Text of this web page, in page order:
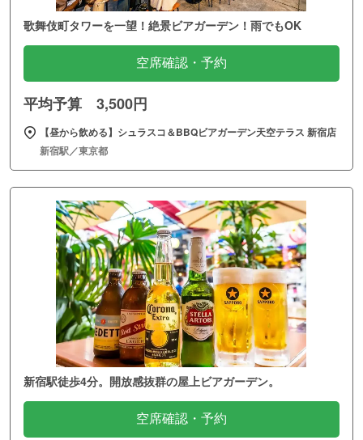
歌舞伎町タワーを一望！絶景ビアガーデン！雨でもOK
空席確認・予約
平均予算 3,500円
【昼から飲める】シュラスコ＆BBQビアガーデン天空テラス 新宿店
新宿駅／東京都
新宿駅徒歩4分。開放感抜群の屋上ビアガーデン。
空席確認・予約